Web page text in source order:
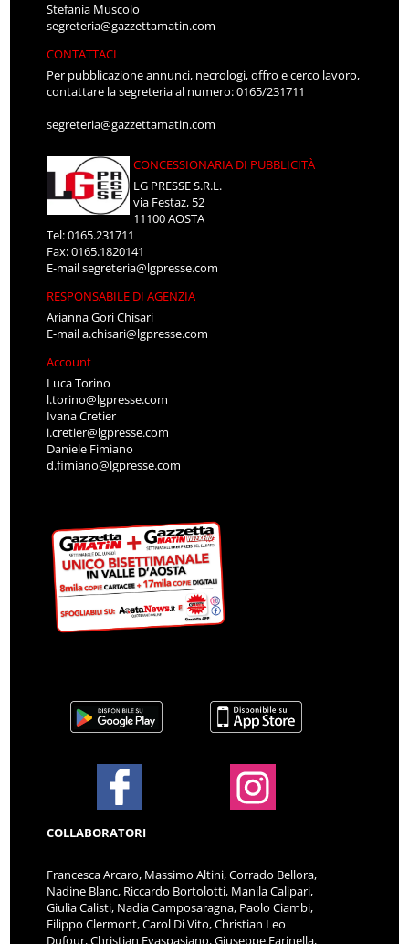
Stefania Muscolo
segreteria@gazzettamatin.com
CONTATTACI
Per pubblicazione annunci, necrologi, offro e cerco lavoro,
contattare la segreteria al numero: 0165/231711
segreteria@gazzettamatin.com
CONCESSIONARIA DI PUBBLICITÀ
LG PRESSE S.R.L.
via Festaz, 52
11100 AOSTA
Tel: 0165.231711
Fax: 0165.1820141
E-mailsegreteria@lgpresse.com
RESPONSABILE DI AGENZIA
Arianna Gori Chisari
E-maila.chisari@lgpresse.com
Account
Luca Torino
l.torino@lgpresse.com
Ivana Cretier
i.cretier@lgpresse.com
Daniele Fimiano
d.fimiano@lgpresse.com
COLLABORATORI
Francesca Arcaro, Massimo Altini, Corrado Bellora,
Nadine Blanc, Riccardo Bortolotti, Manila Calipari,
Giulia Calisti, Nadia Camposaragna, Paolo Ciambi,
Filippo Clermont, Carol Di Vito, Christian Leo
Dufour, Christian Evaspasiano, Giuseppe Farinella,